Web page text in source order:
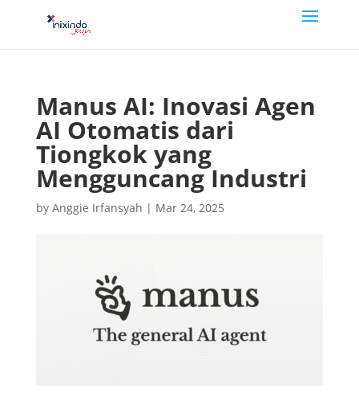
Manus AI: Inovasi Agen
AI Otomatis dari
Tiongkok yang
Mengguncang Industri
by Anggie Irfansyah | Mar 24, 2025